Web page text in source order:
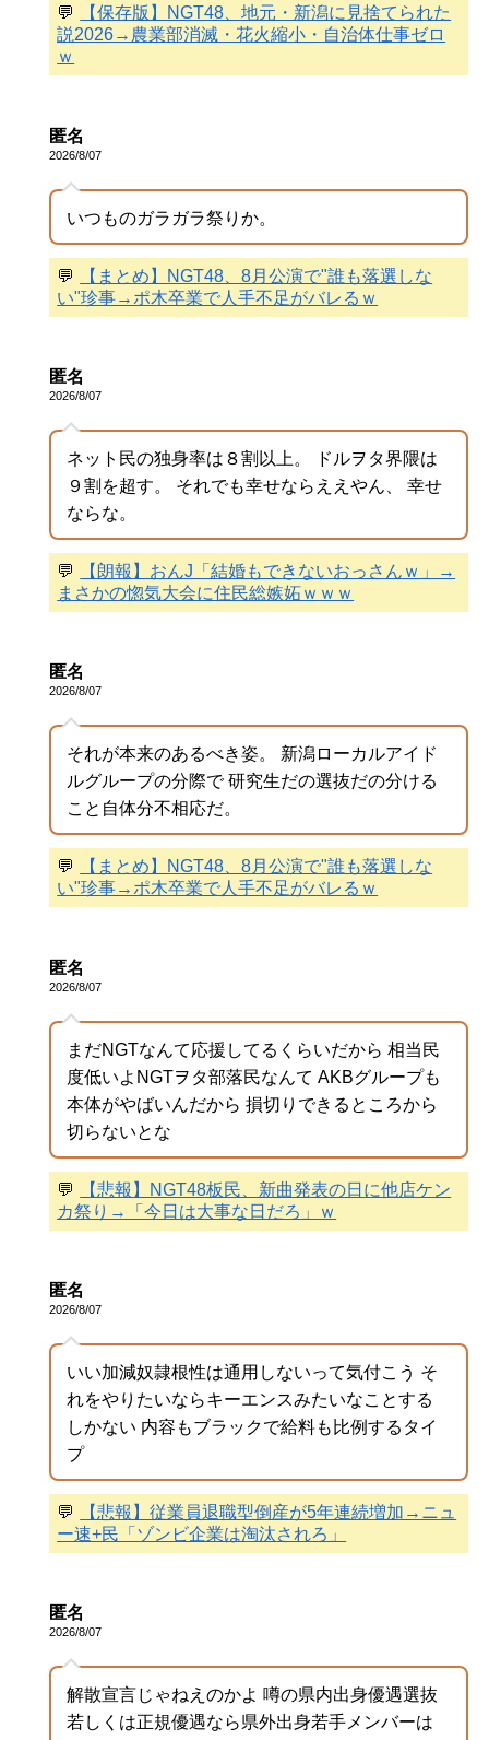
💬
【保存版】NGT48、地元・新潟に見捨てられた
説2026→農業部消滅・花火縮小・自治体仕事ゼロ
ｗ
匿名
2026/8/07
いつものガラガラ祭りか。
💬
【まとめ】NGT48、8月公演で"誰も落選しな
い"珍事→ポ木卒業で人手不足がバレるｗ
匿名
2026/8/07
ネット民の独身率は８割以上。 ドルヲタ界隈は
９割を超す。 それでも幸せならええやん、 幸せ
ならな。
💬
【朗報】おんJ「結婚もできないおっさんｗ」→
まさかの惚気大会に住民総嫉妬ｗｗｗ
匿名
2026/8/07
それが本来のあるべき姿。 新潟ローカルアイド
ルグループの分際で 研究生だの選抜だの分ける
こと自体分不相応だ。
💬
【まとめ】NGT48、8月公演で"誰も落選しな
い"珍事→ポ木卒業で人手不足がバレるｗ
匿名
2026/8/07
まだNGTなんて応援してるくらいだから 相当民
度低いよNGTヲタ部落民なんて AKBグループも
本体がやばいんだから 損切りできるところから
切らないとな
💬
【悲報】NGT48板民、新曲発表の日に他店ケン
カ祭り→「今日は大事な日だろ」ｗ
匿名
2026/8/07
いい加減奴隷根性は通用しないって気付こう そ
れをやりたいならキーエンスみたいなことする
しかない 内容もブラックで給料も比例するタイ
プ
💬
【悲報】従業員退職型倒産が5年連続増加→ニュ
ー速+民「ゾンビ企業は淘汰されろ」
匿名
2026/8/07
解散宣言じゃねえのかよ 噂の県内出身優遇選抜
若しくは正規優遇なら県外出身若手メンバーは